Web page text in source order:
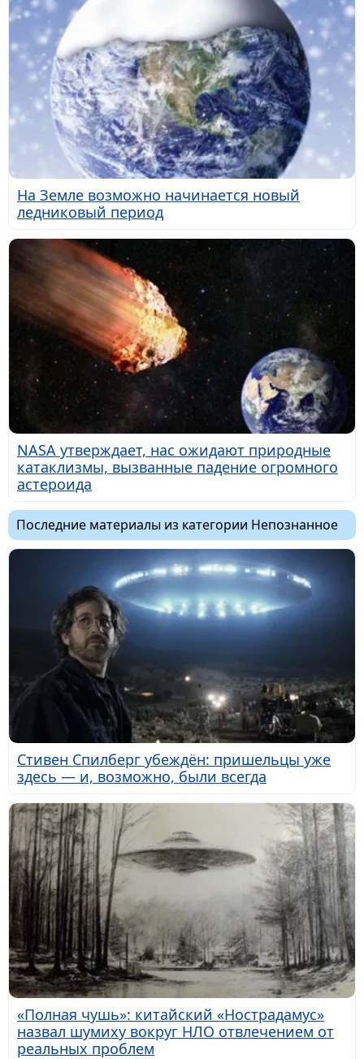
На Земле возможно начинается новый
ледниковый период
NASA утверждает, нас ожидают природные
катаклизмы, вызванные падение огромного
астероида
Последние материалы из категории Непознанное
Стивен Спилберг убеждён: пришельцы уже
здесь — и, возможно, были всегда
«Полная чушь»: китайский «Нострадамус»
назвал шумиху вокруг НЛО отвлечением от
реальных проблем